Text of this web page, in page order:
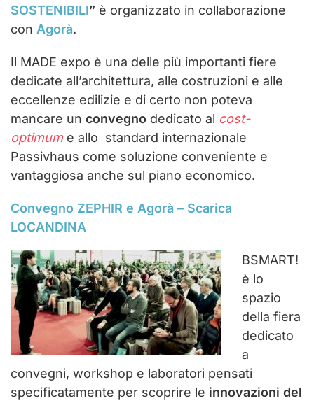
SOSTENIBILI” è organizzato in collaborazione
con Agorà.
Il MADE expo è una delle più importanti fiere
dedicate all’architettura, alle costruzioni e alle
eccellenze edilizie e di certo non poteva
mancare un convegno dedicato al cost-
optimume allo standard internazionale
Passivhaus come soluzione conveniente e
vantaggiosa anche sul piano economico.
Convegno ZEPHIR e Agorà – Scarica
LOCANDINA
BSMART!
è lo
spazio
della fiera
dedicato
a
convegni, workshop e laboratori pensati
specificatamente per scoprire le innovazioni del